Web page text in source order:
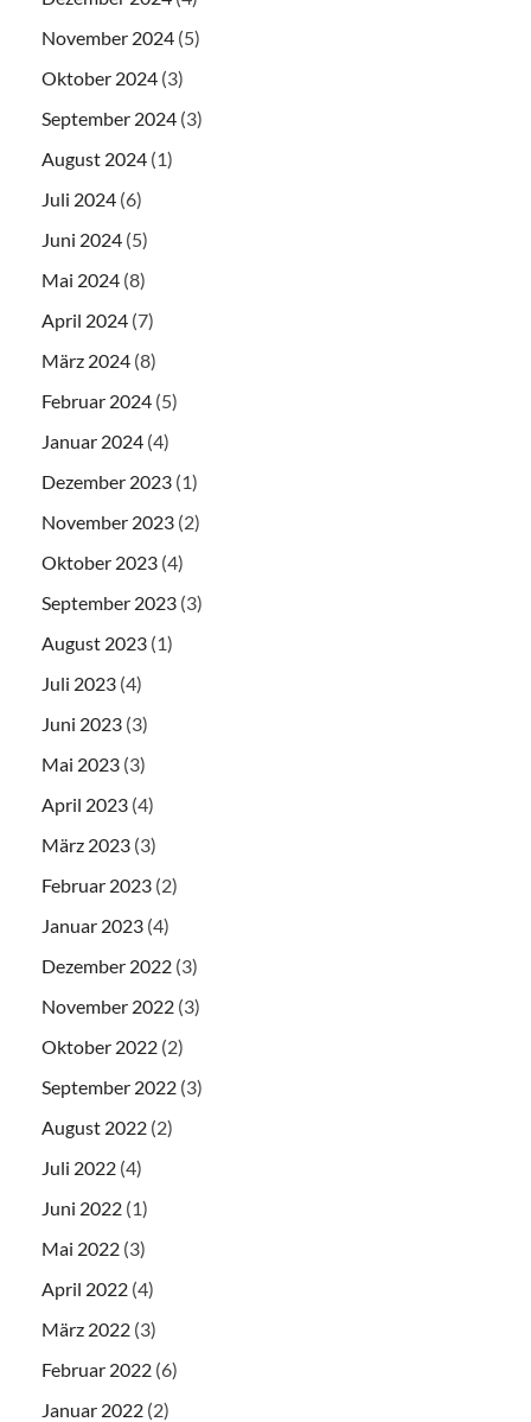
November 2024 (5)
Oktober 2024 (3)
September 2024 (3)
August 2024 (1)
Juli 2024 (6)
Juni 2024 (5)
Mai 2024 (8)
April 2024 (7)
März 2024 (8)
Februar 2024 (5)
Januar 2024 (4)
Dezember 2023 (1)
November 2023 (2)
Oktober 2023 (4)
September 2023 (3)
August 2023 (1)
Juli 2023 (4)
Juni 2023 (3)
Mai 2023 (3)
April 2023 (4)
März 2023 (3)
Februar 2023 (2)
Januar 2023 (4)
Dezember 2022 (3)
November 2022 (3)
Oktober 2022 (2)
September 2022 (3)
August 2022 (2)
Juli 2022 (4)
Juni 2022 (1)
Mai 2022 (3)
April 2022 (4)
März 2022 (3)
Februar 2022 (6)
Januar 2022 (2)